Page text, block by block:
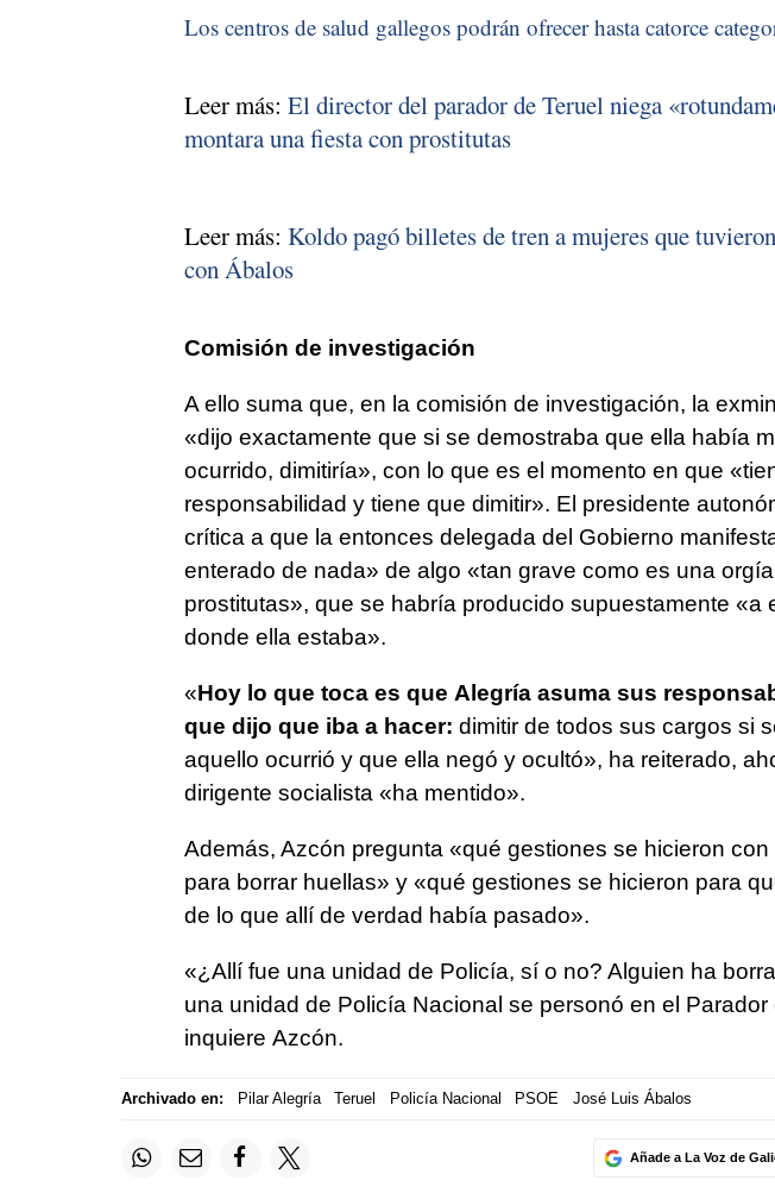
Los centros de salud gallegos podrán ofrecer hasta catorce
Leer más: El director del parador de Teruel niega
montara una fiesta con prostitutas
Leer más: Koldo pagó billetes de tren a mujeres que
con Ábalos
Comisión de investigación
A ello suma que, en la comisión de investigación, la
«dijo exactamente que si se demostraba que ella había
ocurrido, dimitiría», con lo que es el momento en que
responsabilidad y tiene que dimitir». El presidente
crítica a que la entonces delegada del Gobierno
enterado de nada» de algo «tan grave como es una
prostitutas», que se habría producido supuestamente «a
donde ella estaba».
«Hoy lo que toca es que Alegría asuma sus
que dijo que iba a hacer: dimitir de todos sus cargos si
aquello ocurrió y que ella negó y ocultó», ha reiterado,
dirigente socialista «ha mentido».
Además, Azcón pregunta «qué gestiones se hicieron
para borrar huellas» y «qué gestiones se hicieron para
de lo que allí de verdad había pasado».
«¿Allí fue una unidad de Policía, sí o no? Alguien ha
una unidad de Policía Nacional se personó en el Parador
inquiere Azcón.
Archivado en: Pilar Alegría Teruel Policía Nacional PSOE José Luis Ábalos
Añade a La Voz de